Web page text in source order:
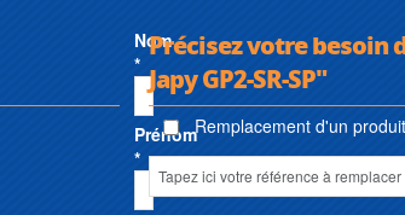
Nom
*
Prénom
*
Précisez votre besoin
Japy GP2-SR-SP"
Remplacement d'un